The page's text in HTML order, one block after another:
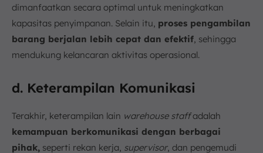
dimanfaatkan secara optimal untuk meningkatkan
kapasitas penyimpanan. Selain itu, proses pengambilan
barang berjalan lebih cepat dan efektif , sehingga
mendukung kelancaran aktivitas operasional.
d. Keterampilan Komunikasi
Terakhir, keterampilan lain warehouse staffadalah
kemampuan berkomunikasi dengan berbagai
pihak, seperti rekan kerja, supervisor, dan pengemudi